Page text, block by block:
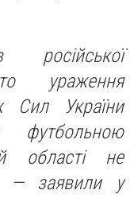
російської
ураження
Сил України
області не
— заявили у